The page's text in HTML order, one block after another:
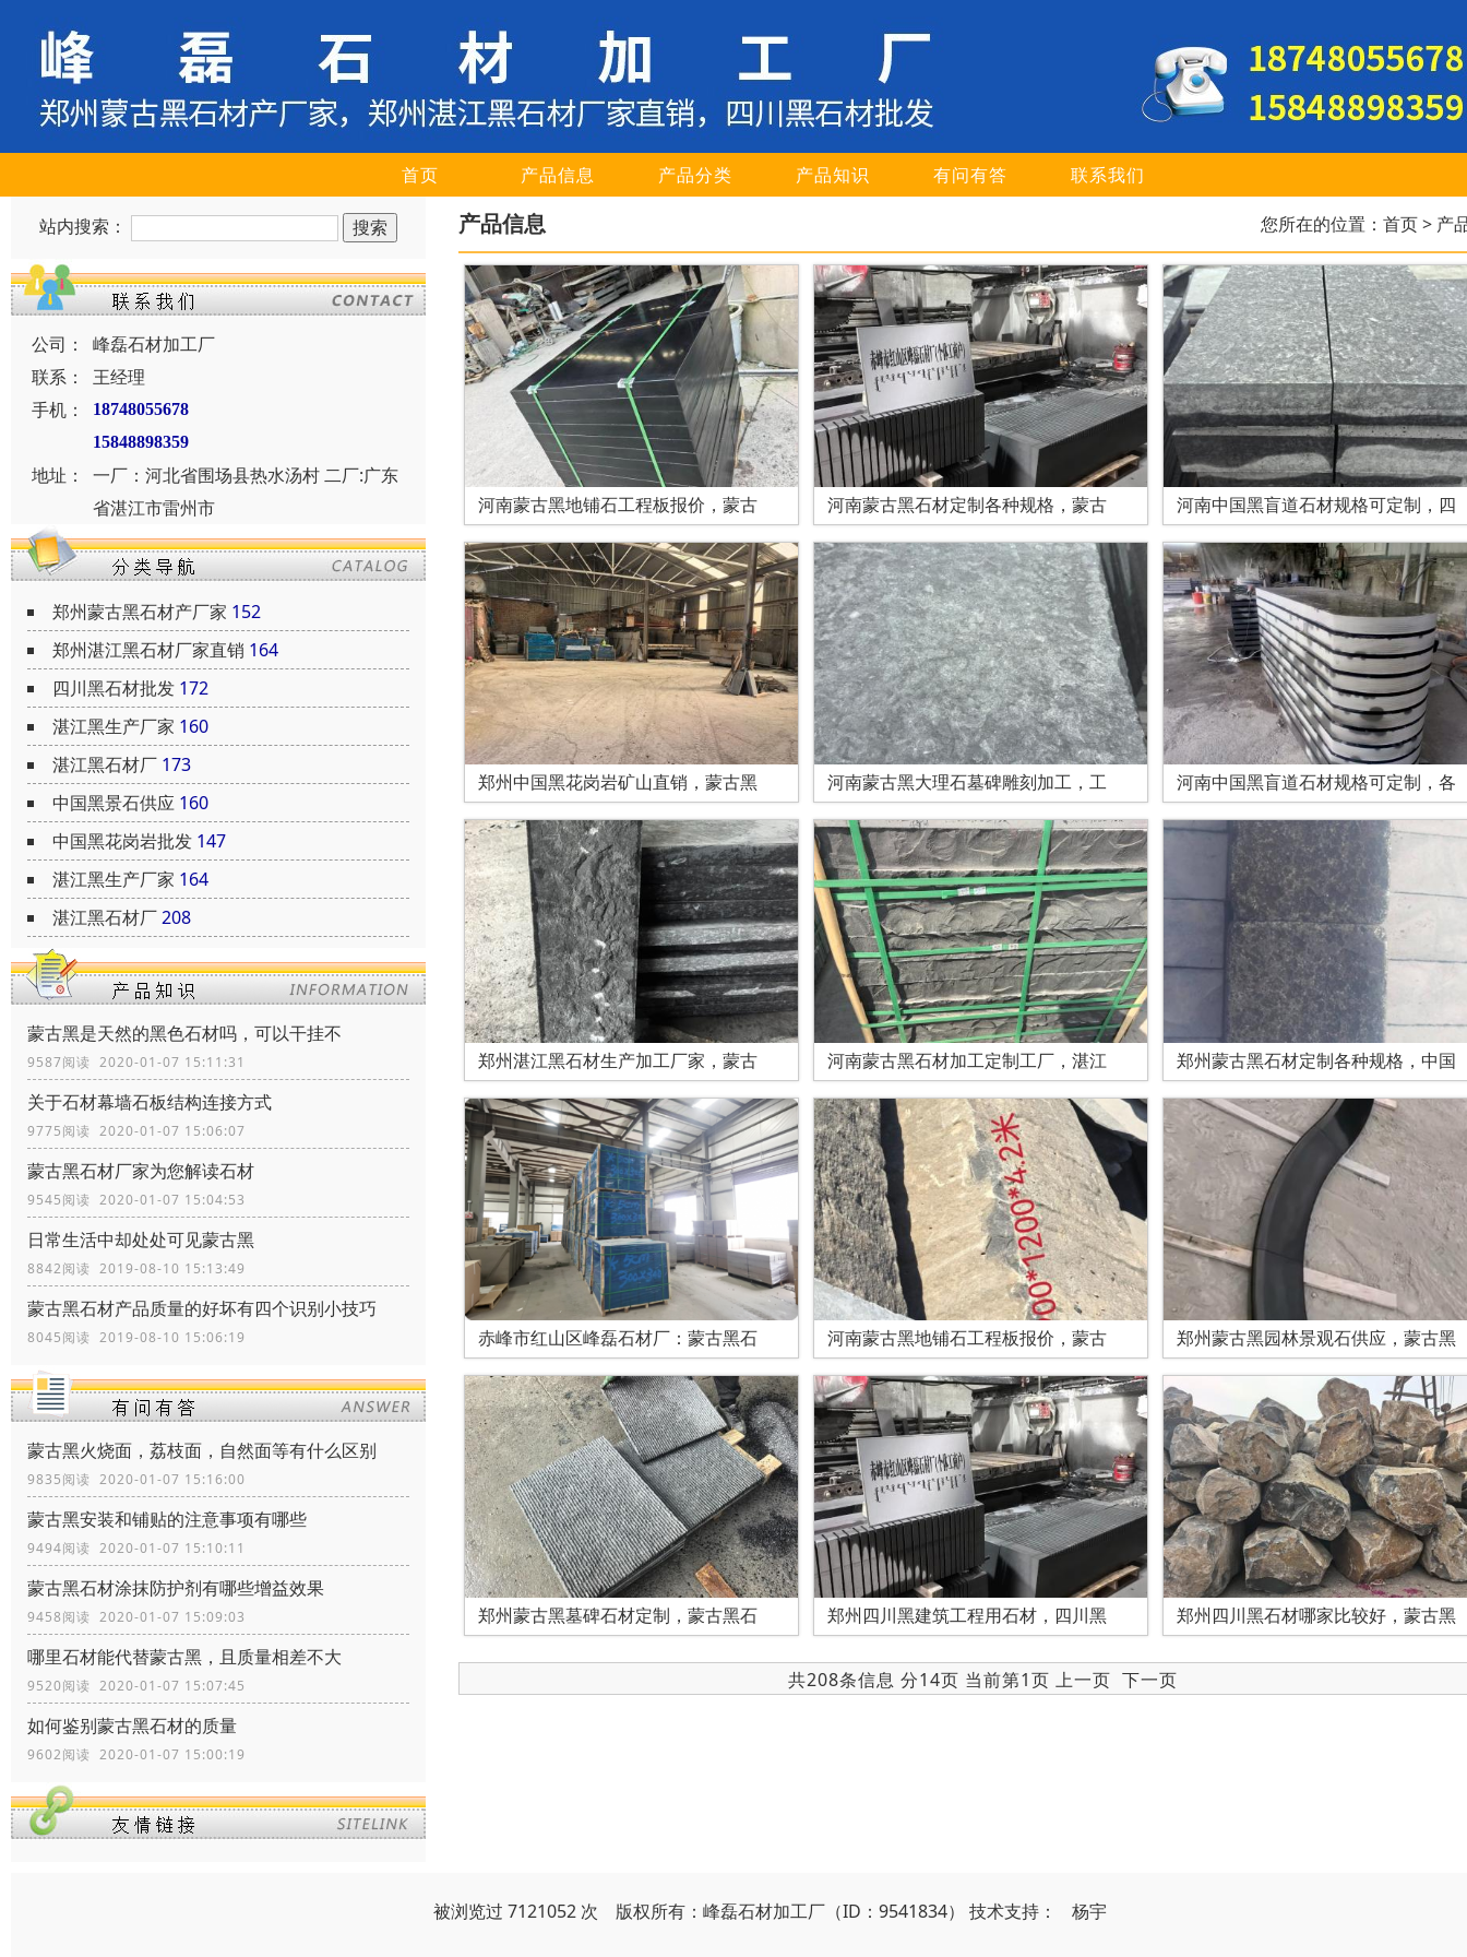
首页 产品信息 产品分类 产品知识 有问有答 联系我们
站内搜索：
公司：
峰磊石材加工厂
联系：
王经理
手机：
18748055678
15848898359
地址：
一厂：河北省围场县热水汤村 二厂:广东
省湛江市雷州市
郑州蒙古黑石材产厂家 152
郑州湛江黑石材厂家直销 164
四川黑石材批发 172
湛江黑生产厂家 160
湛江黑石材厂 173
中国黑景石供应 160
中国黑花岗岩批发 147
湛江黑生产厂家 164
湛江黑石材厂208
蒙古黑是天然的黑色石材吗，可以干挂不
9587阅读 2020-01-07 15:11:31
关于石材幕墙石板结构连接方式
9775阅读 2020-01-07 15:06:07
蒙古黑石材厂家为您解读石材
9545阅读 2020-01-07 15:04:53
日常生活中却处处可见蒙古黑
8842阅读 2019-08-10 15:13:49
蒙古黑石材产品质量的好坏有四个识别小技巧
8045阅读 2019-08-10 15:06:19
蒙古黑火烧面，荔枝面，自然面等有什么区别
9835阅读 2020-01-07 15:16:00
蒙古黑安装和铺贴的注意事项有哪些
9494阅读 2020-01-07 15:10:11
蒙古黑石材涂抹防护剂有哪些增益效果
9458阅读 2020-01-07 15:09:03
哪里石材能代替蒙古黑，且质量相差不大
9520阅读 2020-01-07 15:07:45
如何鉴别蒙古黑石材的质量
9602阅读 2020-01-07 15:00:19
产品信息 您所在的位置： 首页> 产
河南蒙古黑地铺石工程板报价，蒙古 河南蒙古黑石材定制各种规格，蒙古 河南中国黑盲道石材规格可定制，四
郑州中国黑花岗岩矿山直销，蒙古黑 河南蒙古黑大理石墓碑雕刻加工，工 河南中国黑盲道石材规格可定制，各
郑州湛江黑石材生产加工厂家，蒙古 河南蒙古黑石材加工定制工厂，湛江 郑州蒙古黑石材定制各种规格，中国
赤峰市红山区峰磊石材厂：蒙古黑石 河南蒙古黑地铺石工程板报价，蒙古 郑州蒙古黑园林景观石供应，蒙古黑
郑州蒙古黑墓碑石材定制，蒙古黑石 郑州四川黑建筑工程用石材，四川黑 郑州四川黑石材哪家比较好，蒙古黑
共208条信息 分14页 当前第1页 上一页 下一页
被浏览过 7121052 次 版权所有：峰磊石材加工厂（ID：9541834） 技术支持： 杨宇